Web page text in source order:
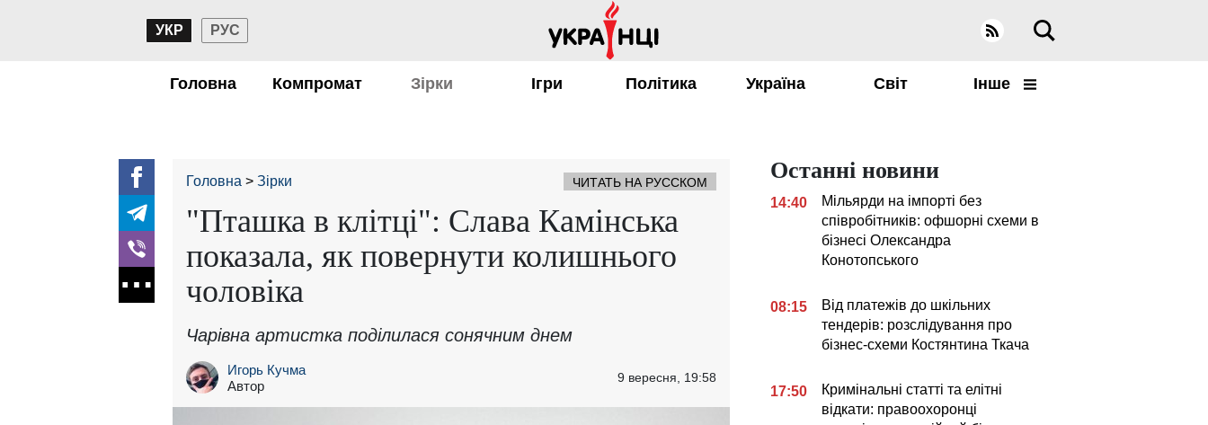
УКР РУС
Головна Компромат Зірки Ігри Політика Україна Світ Інше
Головна Зірки ЧИТАТЬ НА РУССКОМ
"Пташка в клітці": Слава Камінська
показала, як повернути колишнього
чоловіка
Чарівна артистка поділилася сонячним днем
Игорь Кучма
Автор
9 вересня, 19:58
Останні новини
14:40
Мільярди на імпорті без
співробітників: офшорні схеми в
бізнесі Олександра
Конотопського
08:15
Від платежів до шкільних
тендерів: розслідування про
бізнес-схеми Костянтина Ткача
17:50
Кримінальні статті та елітні
відкати: правоохоронці